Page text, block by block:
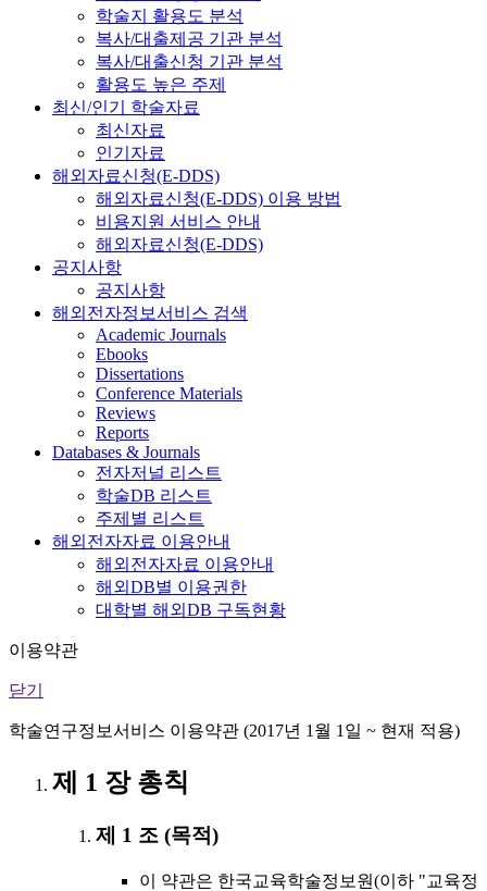
학술지 활용도 분석
복사/대출제공 기관 분석
복사/대출신청 기관 분석
활용도 높은 주제
최신/인기 학술자료
최신자료
인기자료
해외자료신청(E-DDS)
해외자료신청(E-DDS) 이용 방법
비용지원 서비스 안내
해외자료신청(E-DDS)
공지사항
공지사항
해외전자정보서비스 검색
Academic Journals
Ebooks
Dissertations
Conference Materials
Reviews
Reports
Databases & Journals
전자저널 리스트
학술DB 리스트
주제별 리스트
해외전자자료 이용안내
해외전자자료 이용안내
해외DB별 이용권한
대학별 해외DB 구독현황
이용약관
닫기
학술연구정보서비스 이용약관 (2017년 1월 1일 ~ 현재 적용)
제 1 장 총칙
제 1 조 (목적)
이 약관은 한국교육학술정보원(이하 "교육정